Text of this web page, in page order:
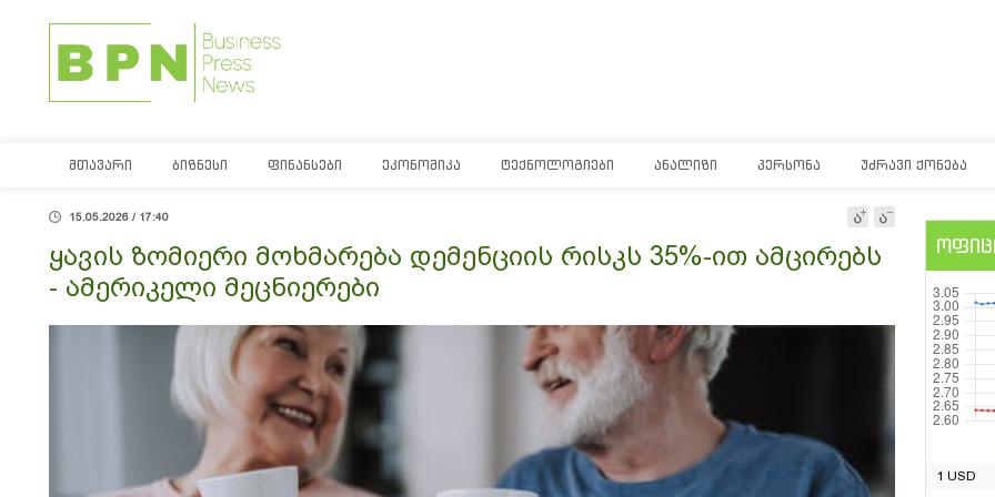
ᲛᲗᲐᲕᲐᲠᲘ ᲑᲘᲖᲜᲔᲡᲘ ᲤᲘᲜᲐᲜᲡᲔᲑᲘ ᲔᲙᲝᲜᲝᲛᲘᲙᲐ ᲢᲔᲥᲜᲝᲚᲝᲒᲘᲔᲑᲘ ᲐᲜᲐᲚᲘᲖᲘ ᲞᲔᲠᲡᲝᲜᲐ ᲣᲫᲠᲐᲕᲘ ᲥᲝᲜᲔᲑᲐ
15.05.2026 / 17:40
ყავის ზომიერი მოხმარება დემენციის რისკს 35%-ით ამცირებს
- ამერიკელი მეცნიერები
1 USD